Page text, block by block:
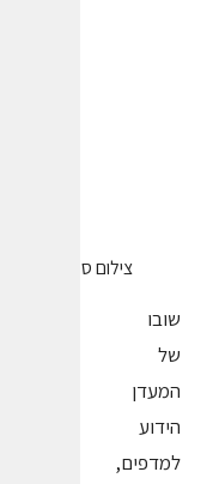
צילום סטודיו שטראוס
שובו
של
המעדן
הידוע
למדפים,